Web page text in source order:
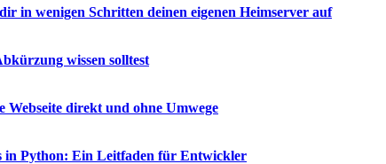
in wenigen Schritten deinen eigenen Heimserver auf
wissen solltest
Webseite direkt und ohne Umwege
in Python: Ein Leitfaden für Entwickler